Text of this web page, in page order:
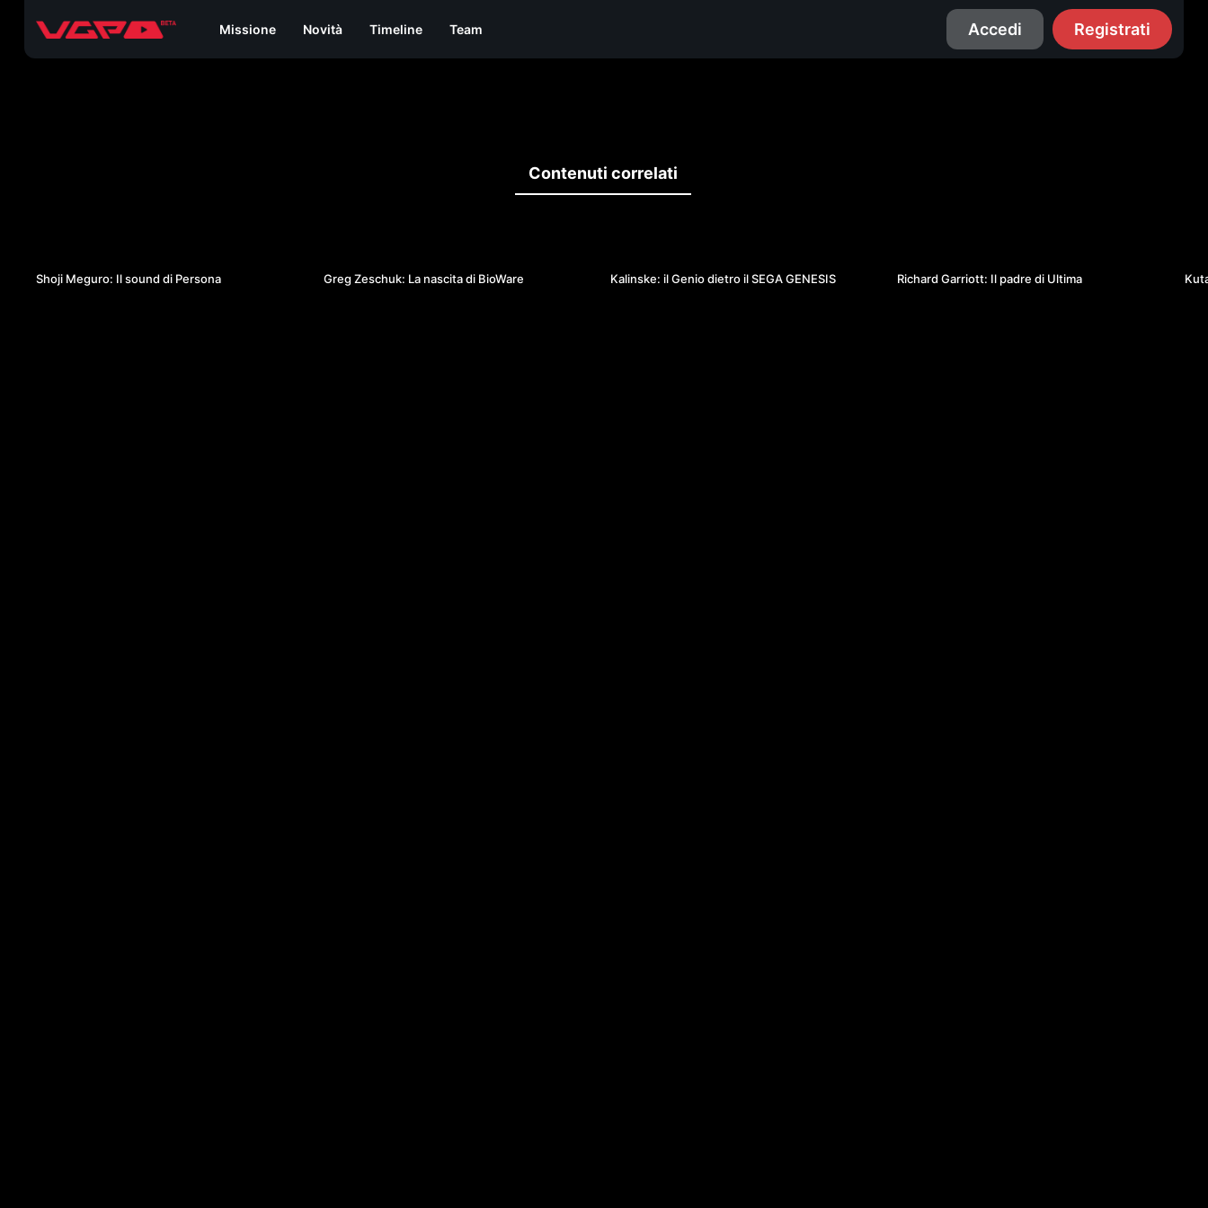
Missione Novità Timeline Team Accedi Registrati
Contenuti correlati
Shoji Meguro: Il sound di Persona Greg Zeschuk: La nascita di BioWare Kalinske: il Genio dietro il SEGA GENESIS Richard Garriott: Il padre di Ultima